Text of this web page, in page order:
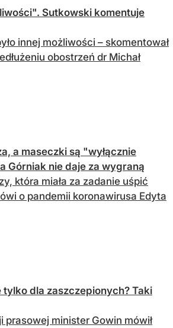
Sutkowski komentuje
innej możliwości – skomentował
obostrzeń dr Michał
a maseczki są "wyłącznie
Górniak nie daje za wygraną
która miała za zadanie uśpić
o pandemii koronawirusa Edyta
dla zaszczepionych? Taki
prasowej minister Gowin mówił